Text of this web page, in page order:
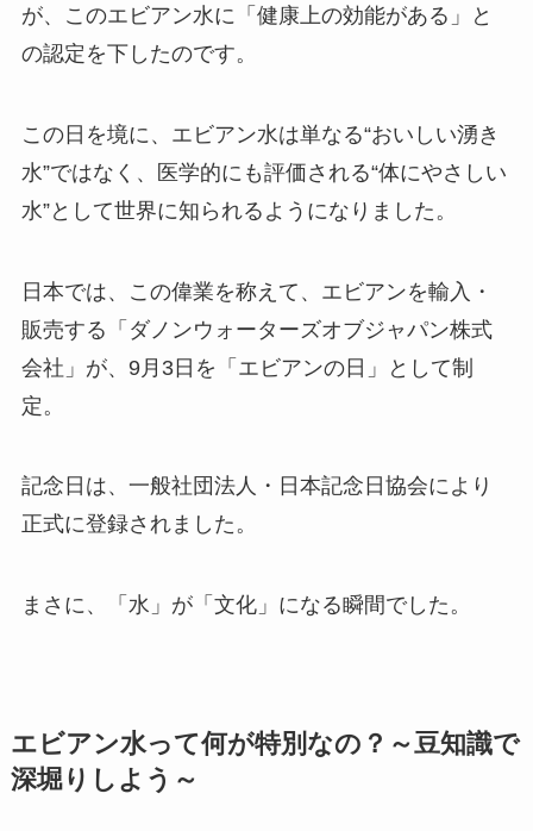
が、このエビアン水に「健康上の効能がある」と
の認定を下したのです。
この日を境に、エビアン水は単なる“おいしい湧き
水”ではなく、医学的にも評価される“体にやさしい
水”として世界に知られるようになりました。
日本では、この偉業を称えて、エビアンを輸入・
販売する「ダノンウォーターズオブジャパン株式
会社」が、9月3日を「エビアンの日」として制
定。
記念日は、一般社団法人・日本記念日協会により
正式に登録されました。
まさに、「水」が「文化」になる瞬間でした。
エビアン水って何が特別なの？～豆知識で
深堀りしよう～